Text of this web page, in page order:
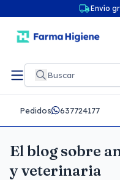
Envío
Pedidos 637724177
El blog sobre
y veterinaria